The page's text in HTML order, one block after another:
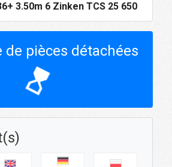
3.50m 6 Zinken TCS 25 650
de pièces détachées
hourglass_top